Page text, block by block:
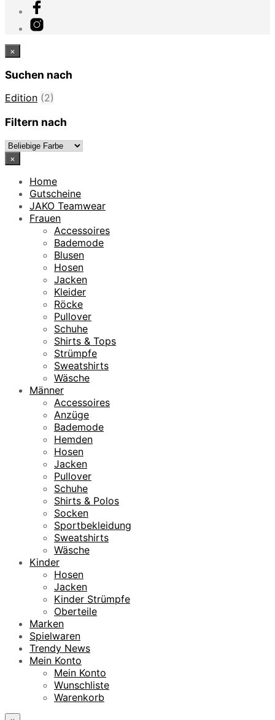
×
Suchen nach
Edition (2)
Filtern nach
×
Home
Gutscheine
JAKO Teamwear
Frauen
Accessoires
Bademode
Blusen
Hosen
Jacken
Kleider
Röcke
Pullover
Schuhe
Shirts & Tops
Strümpfe
Sweatshirts
Wäsche
Männer
Accessoires
Anzüge
Bademode
Hemden
Hosen
Jacken
Pullover
Schuhe
Shirts & Polos
Socken
Sportbekleidung
Sweatshirts
Wäsche
Kinder
Hosen
Jacken
Kinder Strümpfe
Oberteile
Marken
Spielwaren
Trendy News
Mein Konto
Mein Konto
Wunschliste
Warenkorb